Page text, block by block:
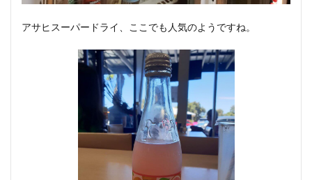
アサヒスーパードライ、ここでも人気のようですね。